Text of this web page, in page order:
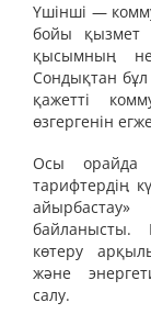
Үшінші —
бойы қызмет
қысымның
Сондықтан
қажетті
өзгергенін
Осы орайда
тарифтердің
айырбастау»
байланысты.
көтеру
және
салу.